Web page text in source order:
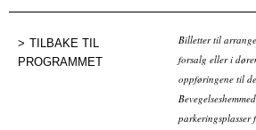
TILBAKE TIL
PROGRAMMET
Billetter til
forsalg eller i
oppføringene til
parkeringsplasser